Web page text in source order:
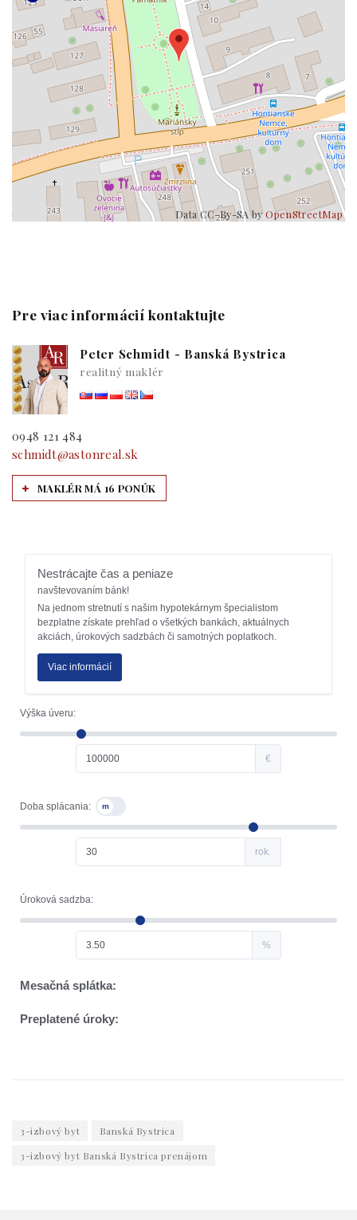
Data CC-By-SA byOpenStreetMap
Pre viac informácií kontaktujte
Peter Schmidt - Banská Bystrica
realitný maklér
0948 121 484
schmidt@astonreal.sk
MAKLÉR MÁ 16 PONÚK
3-izbový byt
Banská Bystrica
3-izbový byt Banská Bystrica prenájom